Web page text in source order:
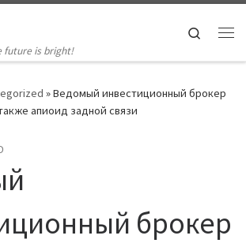
future is bright!
Search
»Ведомый инвестиционный брокер
апиоид задной связи
брокер